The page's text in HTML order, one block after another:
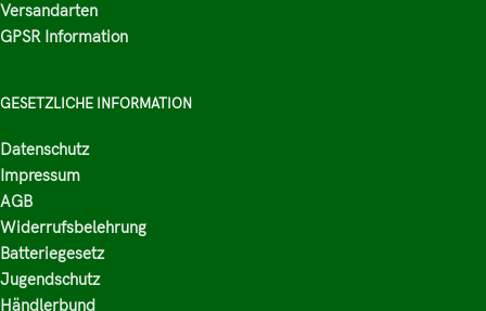
Versandarten
GPSR Information
GESETZLICHE INFORMATION
Datenschutz
Impressum
AGB
Widerrufsbelehrung
Batteriegesetz
Jugendschutz
Händlerbund